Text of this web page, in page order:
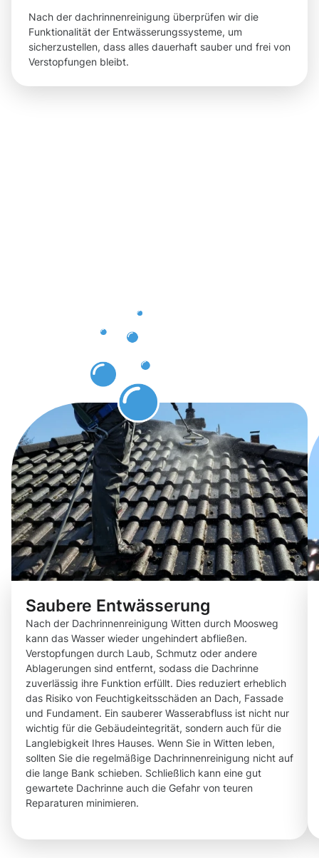
Nach der dachrinnenreinigung überprüfen wir die
Funktionalität der Entwässerungssysteme, um
sicherzustellen, dass alles dauerhaft sauber und frei von
Verstopfungen bleibt.
Saubere Entwässerung
Nach der Dachrinnenreinigung Witten durch Moosweg
kann das Wasser wieder ungehindert abfließen.
Verstopfungen durch Laub, Schmutz oder andere
Ablagerungen sind entfernt, sodass die Dachrinne
zuverlässig ihre Funktion erfüllt. Dies reduziert erheblich
das Risiko von Feuchtigkeitsschäden an Dach, Fassade
und Fundament. Ein sauberer Wasserabfluss ist nicht nur
wichtig für die Gebäudeintegrität, sondern auch für die
Langlebigkeit Ihres Hauses. Wenn Sie in Witten leben,
sollten Sie die regelmäßige Dachrinnenreinigung nicht auf
die lange Bank schieben. Schließlich kann eine gut
gewartete Dachrinne auch die Gefahr von teuren
Reparaturen minimieren.